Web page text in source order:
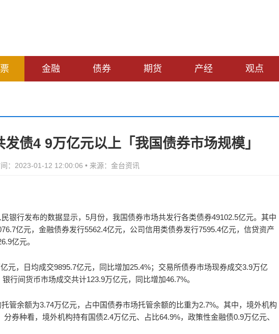
金融 债券 期货 产经 观点
债4 9万亿元以上「我国债券市场规模」
间：2023-01-12 12:00:06 • 来源：金台资讯
银行发布的数据显示，5月份，我国债券市场共发行各类债券49102.5亿元。其中
亿元，金融债券发行5562.4亿元，公司信用类债券发行7595.4亿元，信贷资产
亿元。
元，日均成交9895.7亿元，同比增加25.4%；交易所债券市场现券成交3.9万亿
行间货币市场成交共计123.9万亿元，同比增加46.7%。
管余额为3.74万亿元，占中国债券市场托管余额的比重为2.7%。其中，境外机构
券种看，境外机构持有国债2.4万亿元、占比64.9%，政策性金融债0.9万亿元、